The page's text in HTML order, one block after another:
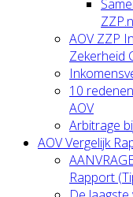
AOV ZZP
Zekerheid
10
AOV
Arbitrage
AOV Vergelijk
Rapport